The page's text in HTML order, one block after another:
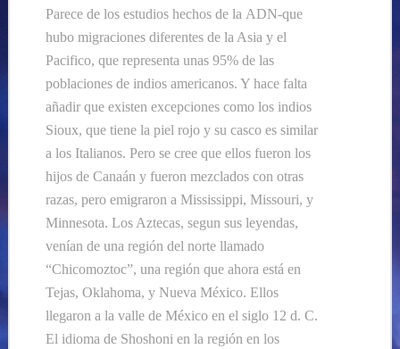
Parece de los estudios hechos de la ADN-que
hubo migraciones diferentes de la Asia y el
Pacifico, que representa unas 95% de las
poblaciones de indios americanos. Y hace falta
añadirque existen excepciones como los indios
Sioux, que tiene la piel rojo y su casco es similar
a los Italianos. Pero se cree que ellos fueron los
hijos de Canaán y fueron mezclados con otras
razas, pero emigraron a Mississippi, Missouri, y
Minnesota. Los Aztecas, segun sus leyendas,
venían de una región del norte llamado
“Chicomoztoc”, una región que ahora está en
Tejas, Oklahoma, y Nueva México. Ellos
llegaron a la valle de México en el siglo 12 d. C.
El idioma de Shoshoni en la región en los